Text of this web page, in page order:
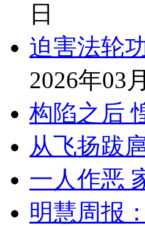
日
迫害法轮
2026年03
构陷之后
从飞扬跋
一人作恶
明慧周报